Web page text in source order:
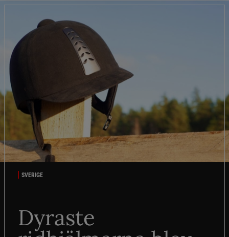
SVERIGE
Dyraste